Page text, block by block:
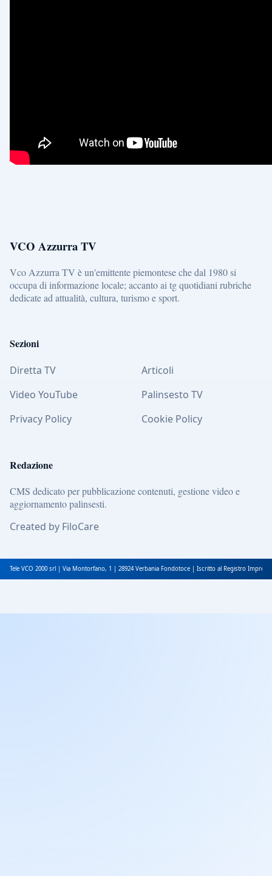
VCO Azzurra TV
Vco Azzurra TV è un'emittente piemontese che dal 1980 si
occupa di informazione locale; accanto ai tg quotidiani rubriche
dedicate ad attualità, cultura, turismo e sport.
Sezioni
Diretta TV
Articoli
Video YouTube
Palinsesto TV
Privacy Policy
Cookie Policy
Redazione
CMS dedicato per pubblicazione contenuti, gestione video e
aggiornamento palinsesti.
Created by FiloCare
Tele VCO 2000 srl | Via Montorfano, 1 | 28924 Verbania Fondotoce | Iscritto al Registro Imprese